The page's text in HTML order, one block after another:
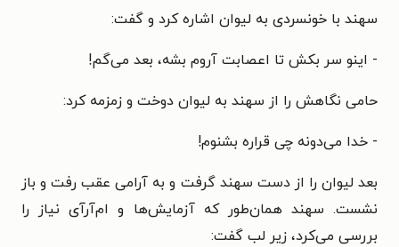
سهند با خونسردی به لیوان اشاره کرد و گفت:
- اینو سر بکش تا اعصابت آروم بشه، بعد می‌گم!
حامی نگاهش را از سهند به لیوان دوخت و زمزمه کرد:
- خدا می‌دونه چی قراره بشنوم!
بعد لیوان را از دست سهند گرفت و به آرامی عقب رفت و باز
نشست. سهند همان‌طور که آزمایش‌ها و ام‌آرآی نیاز را
بررسی می‌کرد، زیر لب گفت: